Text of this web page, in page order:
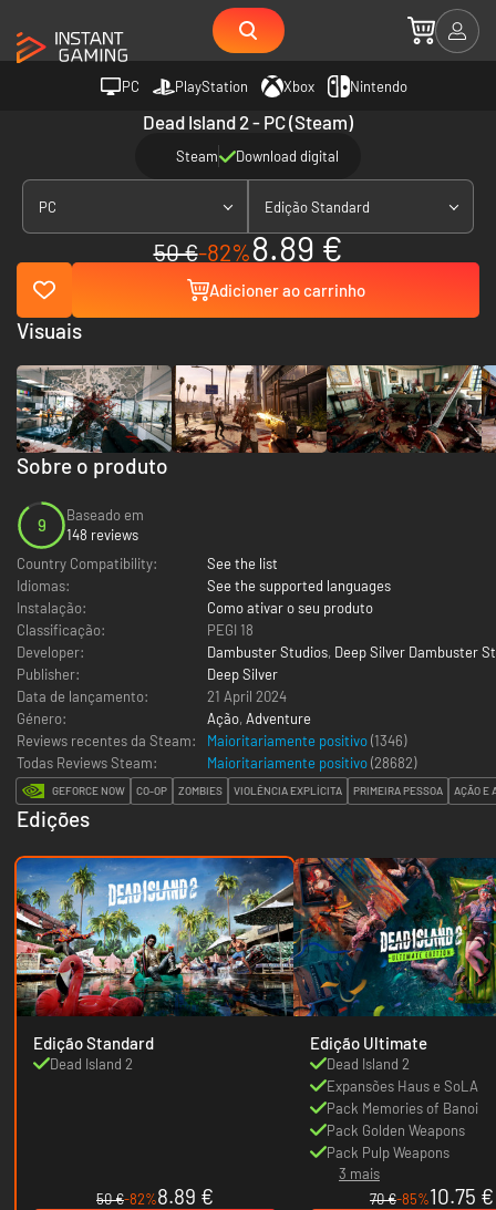
PC PlayStation Xbox Nintendo
Dead Island 2 - PC (Steam)
Steam Download digital
PC Edição Standard
50 €-82%8.89 €
Adicioner ao carrinho
Sobre o produto
9
Baseado em
148 reviews
Country Compatibility:
See the list
Idiomas:
See the supported languages
Instalação:
Como ativar o seu produto
Classificação:
PEGI 18
Developer:
Dambuster Studios, Deep Silver Dambuster
Publisher:
Deep Silver
Data de lançamento:
21 April 2024
Género:
Ação, Adventure
Reviews recentes da Steam:
Maioritariamente positivo(1346)
Todas Reviews Steam:
Maioritariamente positivo(28682)
GEFORCE NOW CO-OP ZOMBIES VIOLÊNCIA EXPLÍCITA PRIMEIRA PESSOA AÇÃO E
Edições
Edição Standard
Dead Island 2
50 €-82%8.89 €
Edição Ultimate
Dead Island 2
Expansões Haus e SoLA
Pack Memories of Banoi
Pack Golden Weapons
Pack Pulp Weapons
3 mais
70 €-85%10.75 €
Visuais